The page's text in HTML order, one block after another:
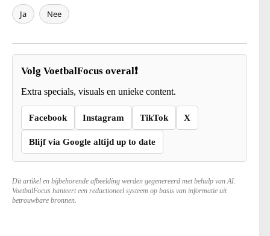
Ja Nee
Volg VoetbalFocus overal❗
Extra specials, visuals en unieke content.
Facebook Instagram TikTok X
Blijf via Google altijd up to date
Dit artikel en bijbehorende afbeelding werden gegenereerd met behulp van AI.
VoetbalFocus hanteert een redactioneel systeem op basis van informatie uit
betrouwbare bronnen.